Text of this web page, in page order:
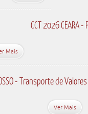
Mais
CCT 2026 CEARA
- Transporte de Valores
Ver Mais